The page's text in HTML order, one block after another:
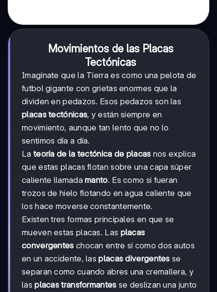
Movimientos de las Placas
Tectónicas
Imagínate que la Tierra es como una pelota de
futbol gigante con grietas enormes que la
dividen en pedazos. Esos pedazos son las
placas tectónicas, y están siempre en
movimiento, aunque tan lento que no lo
sentimos día a día.
La teoría de la tectónica de placas nos explica
que estas placas flotan sobre una capa súper
caliente llamadamanto. Es como si fueran
trozos de hielo flotando en agua caliente que
los hace moverse constantemente.
Existen tres formas principales en que se
mueven estas placas. Las placas
convergentes chocan entre sí como dos autos
en un accidente, lasplacas divergentes se
separan como cuando abres una cremallera, y
lasplacas transformantes se deslizan una junto